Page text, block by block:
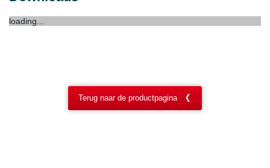
loading...
Terug naar de productpagina